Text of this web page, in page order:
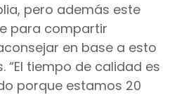
pero además este
para compartir
en base a esto
“El tiempo de calidad es
porque estamos 20